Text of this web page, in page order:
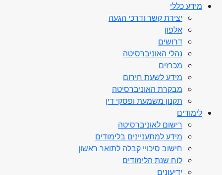
מידע כללי
יצירת קשר ודרכי הגעה
אלפון
דרושים
נהלי האוניברסיטה
מכרזים
מידע לשעת חירום
מבקרת האוניברסיטה
תקנון משמעת ופסקי דין
לימודים
רישום לאוניברסיטה
מידע למתעניינים בלימודים
חישוב סיכויי קבלה לתואר ראשון
לוח שנת הלימודים
ידיעונים